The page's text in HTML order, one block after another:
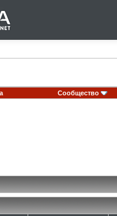
Сообщество